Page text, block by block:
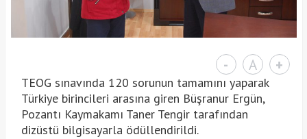
- A +
TEOG sınavında 120 sorunun tamamını yaparak
Türkiye birincileri arasına giren Büşranur Ergün,
Pozantı Kaymakamı Taner Tengir tarafından
dizüstü bilgisayarla ödüllendirildi.